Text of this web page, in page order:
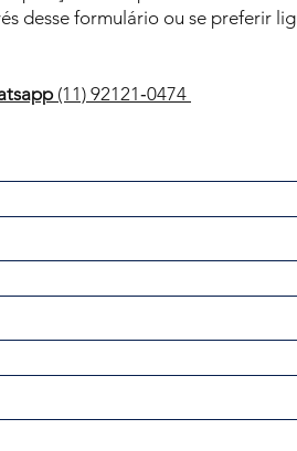
desse formulário ou se preferir
(11) 92121‑0474‬